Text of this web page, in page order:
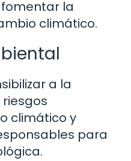
la
climático.
a la
climático y
para